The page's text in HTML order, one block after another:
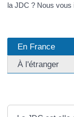
la JDC ? Nous vous
En France
À l'étranger